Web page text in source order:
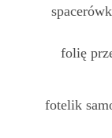
folię
fotelik